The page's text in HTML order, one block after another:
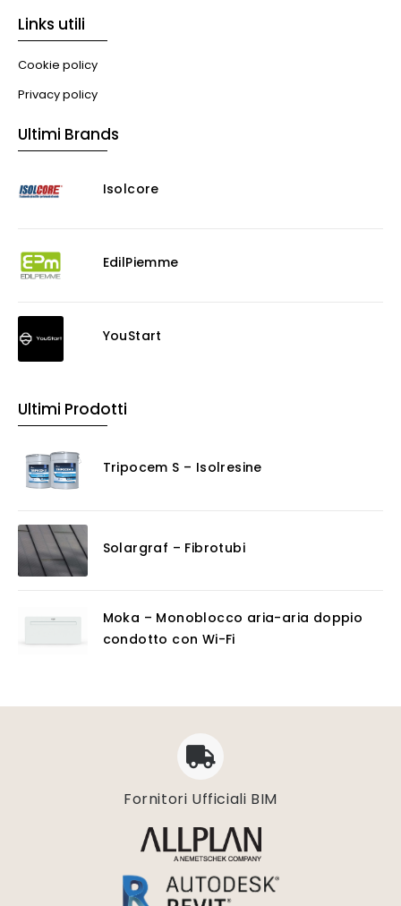
Links utili
Cookie policy
Privacy policy
Ultimi Brands
Isolcore
EdilPiemme
YouStart
Ultimi Prodotti
Tripocem S – Isolresine
Solargraf – Fibrotubi
Moka – Monoblocco aria-aria doppio
condotto con Wi-Fi
Fornitori Ufficiali BIM